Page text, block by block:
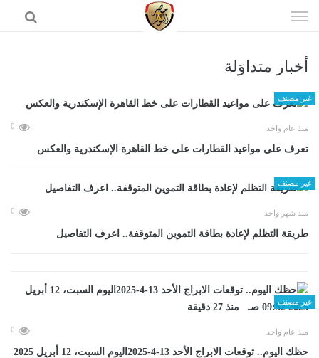
الى
أخبار متداوَلة
غير مصنف
منذ عام واحد 0
تعرف على مواعيد القطارات على خط القاهرة الإسكندرية والعكس
غير مصنف
منذ شهر واحد 0
طريقة التظلم لإعادة بطاقة التموين المتوقفة.. اعرف التفاصيل
غير مصنف
منذ عام واحد 0
حظك اليوم.. توقعات الابراج الأحد 13-4-2025اليوم السبت، 12 أبريل 2025